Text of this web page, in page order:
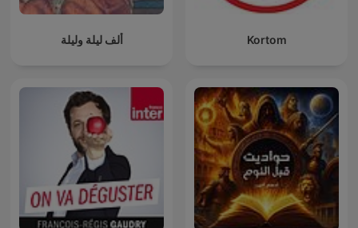
ألف ليلة وليلة Kortom